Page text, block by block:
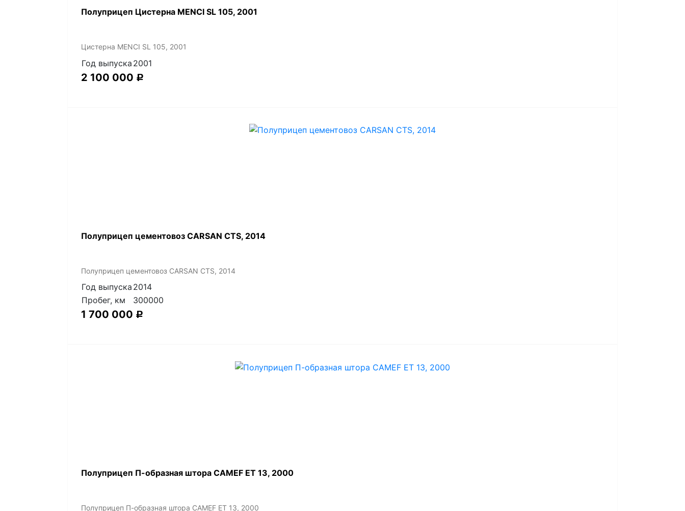
Полуприцеп Цистерна MENCI SL 105, 2001
Цистерна MENCI SL 105, 2001
Год выпуска 2001
2 100 000 Р
Полуприцеп цементовоз СARSАN CТS, 2014
Полуприцеп цементовоз СARSАN CТS, 2014
Год выпуска 2014
Пробег, км
300000
1 700 000 Р
Полуприцеп П-образная штора CAMEF ET 13, 2000
Полуприцеп П-образная штора CAMEF ET 13, 2000